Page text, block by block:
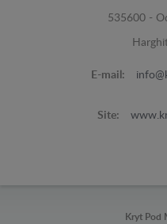
535600 -
E-mail:
Site:
Kryt Pod